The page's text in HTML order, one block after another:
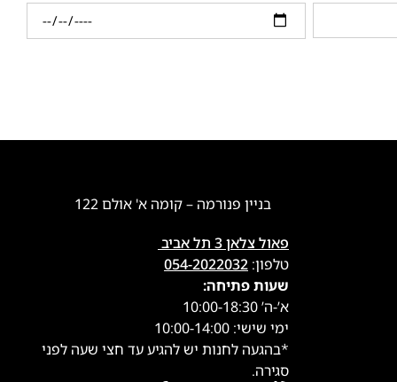
בניין פנורמה – קומה א' אולם 122
פאול צלאן 3 תל אביב
טלפון: 054-2022032
שעות פתיחה:
א’-ה’ 10:00-18:30
ימי שישי: 10:00-14:00
*בהגעה לחנות יש להגיע עד חצי שעה לפני
סגירה.